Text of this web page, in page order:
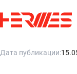
Дата публикации: